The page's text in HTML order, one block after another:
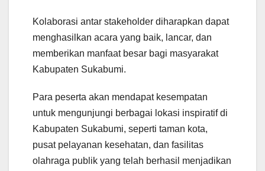
Kolaborasi antar stakeholder diharapkan dapat
menghasilkan acara yang baik, lancar, dan
memberikan manfaat besar bagi masyarakat
Kabupaten Sukabumi.
Para peserta akan mendapat kesempatan
untuk mengunjungi berbagai lokasi inspiratif di
Kabupaten Sukabumi, seperti taman kota,
pusat pelayanan kesehatan, dan fasilitas
olahraga publik yang telah berhasil menjadikan